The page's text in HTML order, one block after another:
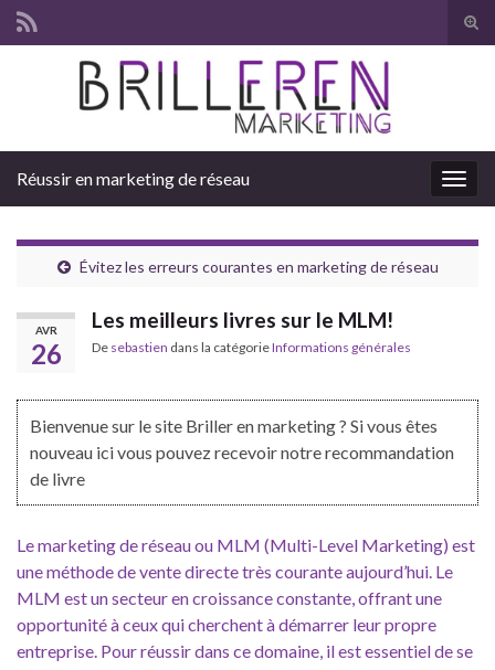
Search for:
Réussir en marketing de réseau
Évitez les erreurs courantes en marketing de réseau
AVR
26
Les meilleurs livres sur le MLM!
De sebastien dans la catégorieInformations générales
Bienvenue sur le site Briller en marketing ? Si vous êtes
nouveau ici vous pouvez recevoir notre recommandation
de livre
Le marketing de réseau ou MLM (Multi-Level Marketing) est
une méthode de vente directe très courante aujourd’hui. Le
MLM est un secteur en croissance constante, offrant une
opportunité à ceux qui cherchent à démarrer leur propre
entreprise. Pour réussir dans ce domaine, il est essentiel de se